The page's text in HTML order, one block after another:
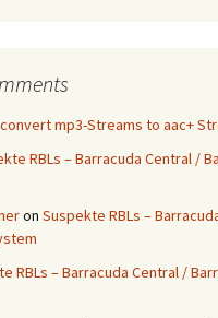
mp3-Streams to aac+
RBLs – Barracuda Central /
on Suspekte RBLs –
RBLs – Barracuda Central /